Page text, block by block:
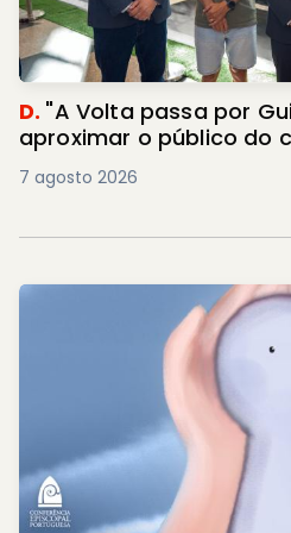
D. "A Volta passa por
aproximar o público do
7 agosto 2026